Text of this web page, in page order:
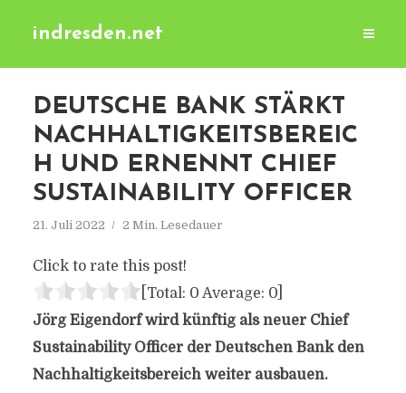
indresden.net
DEUTSCHE BANK STÄRKT
NACHHALTIGKEITSBEREIC
H UND ERNENNT CHIEF
SUSTAINABILITY OFFICER
21. Juli 2022 2 Min. Lesedauer
Click to rate this post!
[Total: 0 Average: 0]
Jörg Eigendorf wird künftig als neuer Chief
Sustainability Officer der Deutschen Bank den
Nachhaltigkeitsbereich weiter ausbauen.